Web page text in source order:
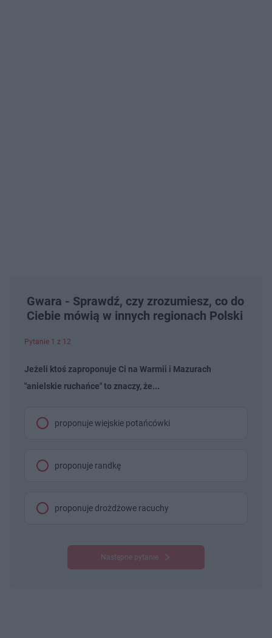
Gwara - Sprawdź, czy zrozumiesz, co do
Ciebie mówią w innych regionach Polski
Pytanie 1 z 12
Jeżeli ktoś zaproponuje Ci na Warmii i Mazurach
"anielskie ruchańce" to znaczy, że...
proponuje wiejskie potańcówki
proponuje randkę
proponuje drożdżowe racuchy
Następne pytanie